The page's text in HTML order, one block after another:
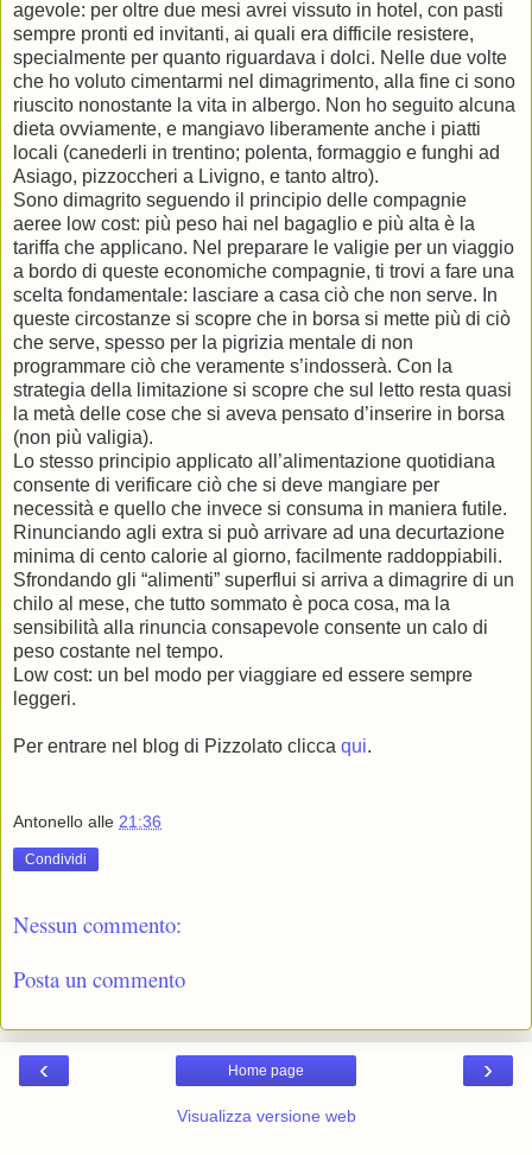
agevole: per oltre due mesi avrei vissuto in hotel, con pasti
sempre pronti ed invitanti, ai quali era difficile resistere,
specialmente per quanto riguardava i dolci. Nelle due volte
che ho voluto cimentarmi nel dimagrimento, alla fine ci sono
riuscito nonostante la vita in albergo. Non ho seguito alcuna
dieta ovviamente, e mangiavo liberamente anche i piatti
locali (canederli in trentino; polenta, formaggio e funghi ad
Asiago, pizzoccheri a Livigno, e tanto altro).
Sono dimagrito seguendo il principio delle compagnie
aeree low cost: più peso hai nel bagaglio e più alta è la
tariffa che applicano. Nel preparare le valigie per un viaggio
a bordo di queste economiche compagnie, ti trovi a fare una
scelta fondamentale: lasciare a casa ciò che non serve. In
queste circostanze si scopre che in borsa si mette più di ciò
che serve, spesso per la pigrizia mentale di non
programmare ciò che veramente s’indosserà. Con la
strategia della limitazione si scopre che sul letto resta quasi
la metà delle cose che si aveva pensato d’inserire in borsa
(non più valigia).
Lo stesso principio applicato all’alimentazione quotidiana
consente di verificare ciò che si deve mangiare per
necessità e quello che invece si consuma in maniera futile.
Rinunciando agli extra si può arrivare ad una decurtazione
minima di cento calorie al giorno, facilmente raddoppiabili.
Sfrondando gli “alimenti” superflui si arriva a dimagrire di un
chilo al mese, che tutto sommato è poca cosa, ma la
sensibilità alla rinuncia consapevole consente un calo di
peso costante nel tempo.
Low cost: un bel modo per viaggiare ed essere sempre
leggeri.
Per entrare nel blog di Pizzolato clicca qui.
Antonello alle 21:36
Condividi
Nessun commento:
Posta un commento
‹ ›
Home page
Visualizza versione web